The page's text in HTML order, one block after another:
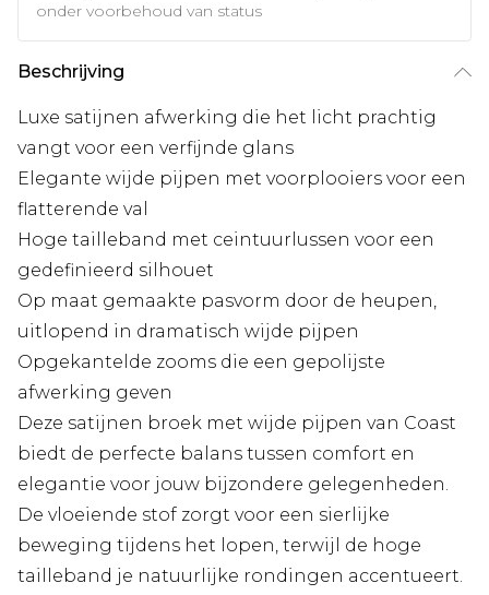
onder voorbehoud van status
Beschrijving
Luxe satijnen afwerking die het licht prachtig
vangt voor een verfijnde glans
Elegante wijde pijpen met voorplooiers voor een
flatterende val
Hoge tailleband met ceintuurlussen voor een
gedefinieerd silhouet
Op maat gemaakte pasvorm door de heupen,
uitlopend in dramatisch wijde pijpen
Opgekantelde zooms die een gepolijste
afwerking geven
Deze satijnen broek met wijde pijpen van Coast
biedt de perfecte balans tussen comfort en
elegantie voor jouw bijzondere gelegenheden.
De vloeiende stof zorgt voor een sierlijke
beweging tijdens het lopen, terwijl de hoge
tailleband je natuurlijke rondingen accentueert.